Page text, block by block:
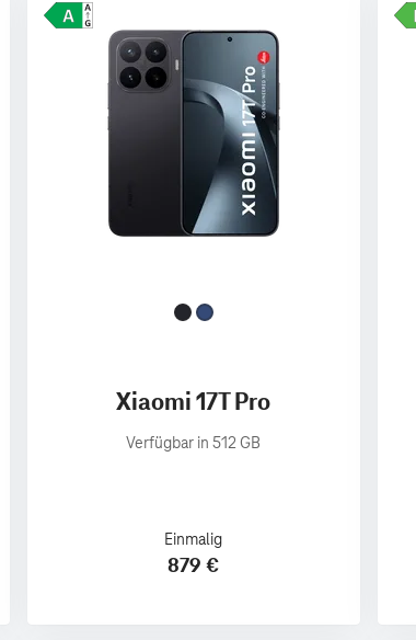
Xiaomi 17T Pro
Verfügbar in 512 GB
Einmalig
879 €